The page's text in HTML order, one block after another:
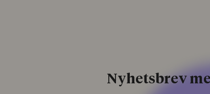
Nyhetsbrev